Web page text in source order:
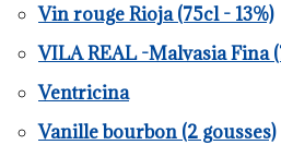
Vin rouge Rioja (75cl - 13%)
VILA REAL -Malvasia Fina
Ventricina
Vanille bourbon (2 gousses)